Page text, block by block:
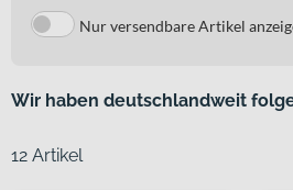
Nur versendbare Artikel
Wir haben deutschlandweit
12 Artikel